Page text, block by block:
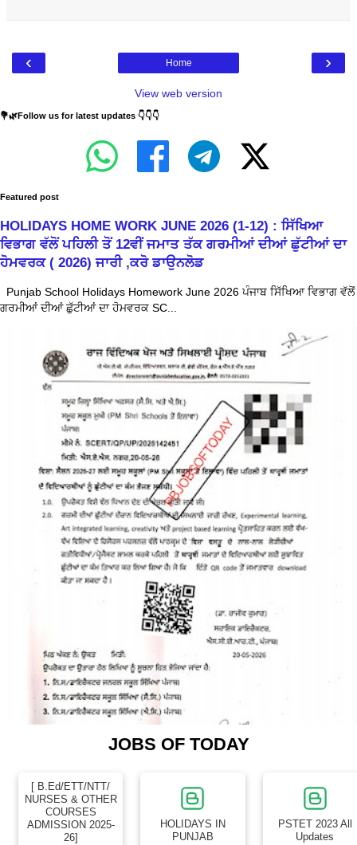
‹ ›
Home
View web version
💐🌿Follow us for latest updates 👇👇👇
Featured post
HOLIDAYS HOME WORK JUNE 2026 (1-12) : ਸਿੱਖਿਆ
ਵਿਭਾਗ ਵੱਲੋਂ ਪਹਿਲੀ ਤੋਂ 12ਵੀਂ ਜਮਾਤ ਤੱਕ ਗਰਮੀਆਂ ਦੀਆਂ ਛੁੱਟੀਆਂ ਦਾ
ਹੋਮਵਰਕ ( 2026) ਜਾਰੀ ,ਕਰੋ ਡਾਉਨਲੋਡ
Punjab School Holidays Homework June 2026 ਪੰਜਾਬ ਸਿੱਖਿਆ ਵਿਭਾਗ ਵੱਲੋਂ
ਗਰਮੀਆਂ ਦੀਆਂ ਛੁੱਟੀਆਂ ਦਾ ਹੋਮਵਰਕ SC...
JOBS OF TODAY
[ B.Ed/ETT/NTT/
NURSES & OTHER
COURSES
ADMISSION 2025-
26]
HOLIDAYS IN
PUNJAB
PSTET 2023 All
Updates